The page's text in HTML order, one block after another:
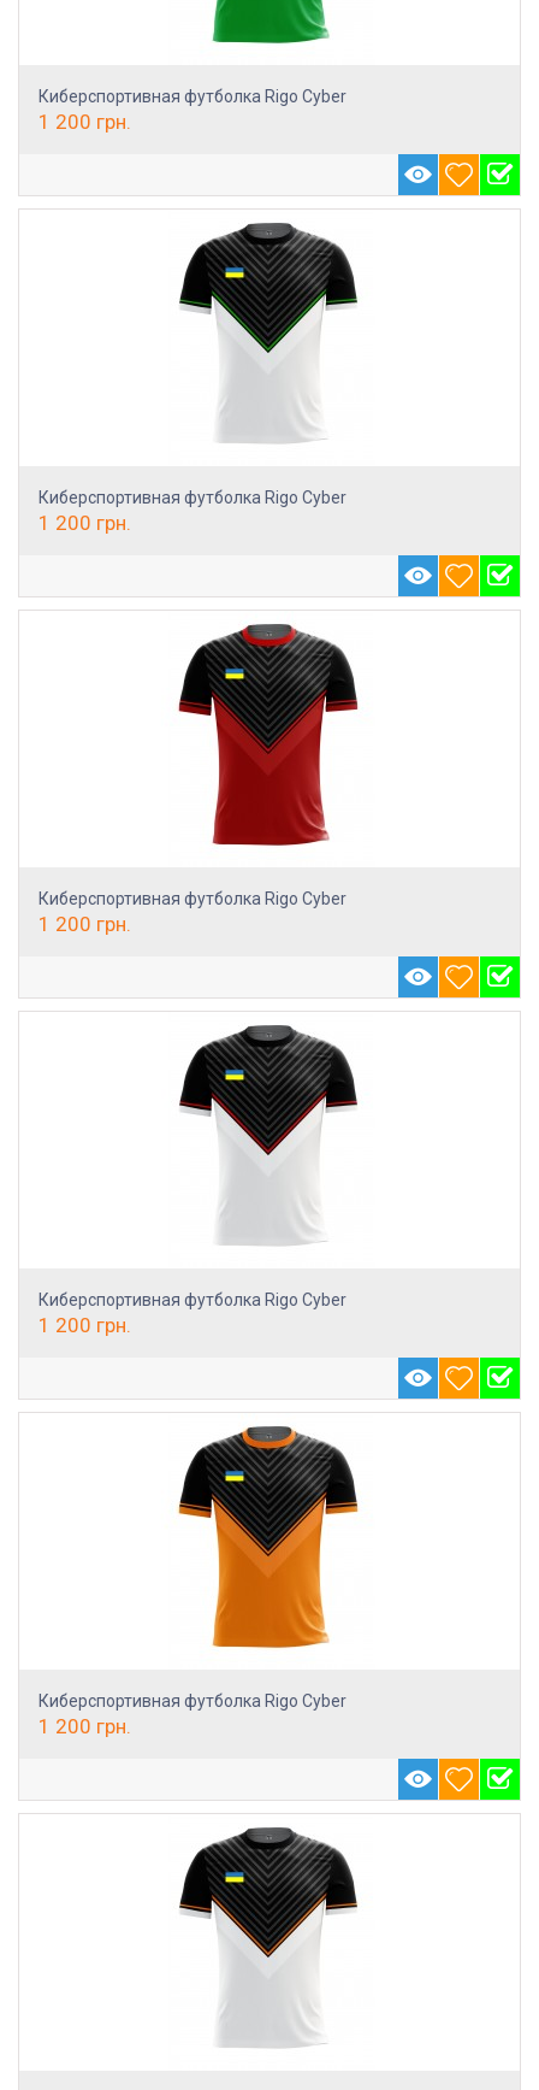
Киберспортивная футболка Rigo Cyber
1 200 грн.
Киберспортивная футболка Rigo Cyber
1 200 грн.
Киберспортивная футболка Rigo Cyber
1 200 грн.
Киберспортивная футболка Rigo Cyber
1 200 грн.
Киберспортивная футболка Rigo Cyber
1 200 грн.